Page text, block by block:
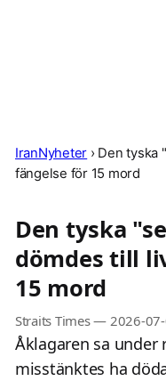
IranNyheter › Den tyska
fängelse för 15 mord
Den tyska
dömdes till
15 mord
Straits Times— 2026-
Åklagaren sa
misstänktes ha